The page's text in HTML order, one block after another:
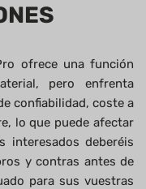
ofrece una función
pero enfrenta
confiabilidad, coste a
lo que puede afectar
interesados deberéis
y contras antes de
para sus vuestras